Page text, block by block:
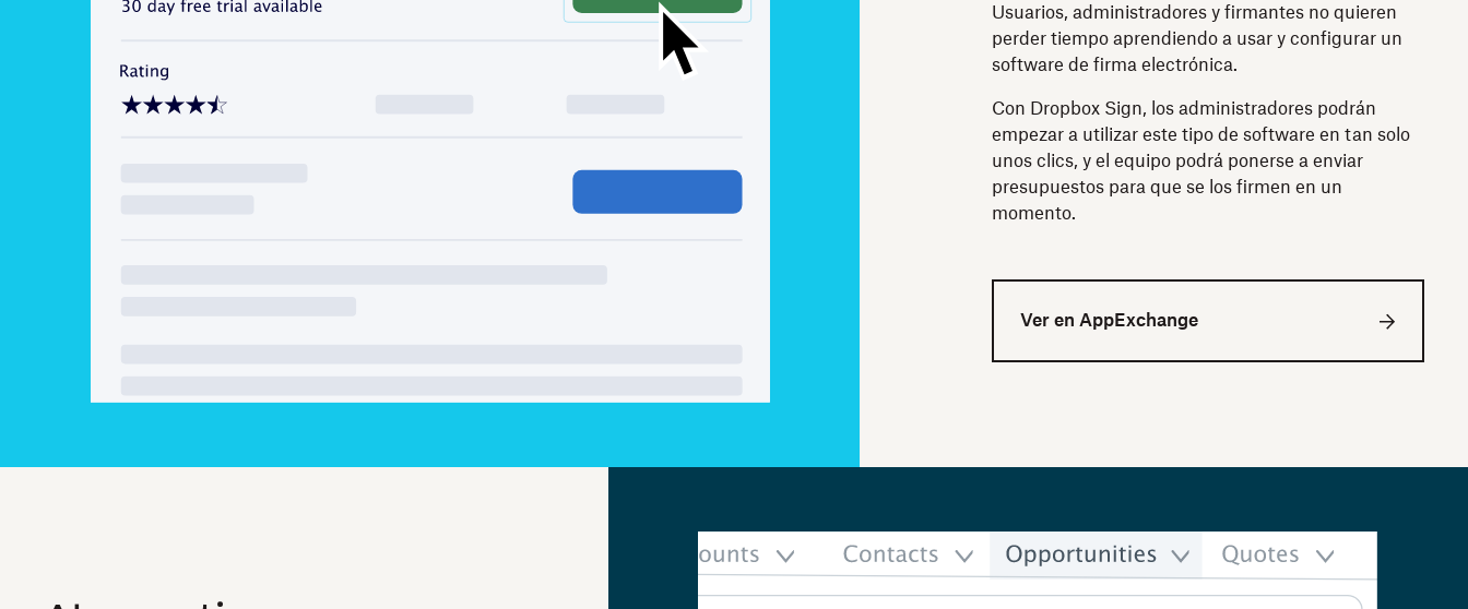
Usuarios, administradores y firmantes no quieren
perder tiempo aprendiendo a usar y configurar un
software de firma electrónica.
Con Dropbox Sign, los administradores podrán
empezar a utilizar este tipo de software en tan solo
unos clics, y el equipo podrá ponerse a enviar
presupuestos para que se los firmen en un
momento.
Ver en AppExchange